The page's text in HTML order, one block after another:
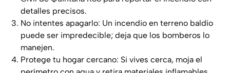
detalles precisos.
No intentes apagarlo: Un incendio en terreno baldío
puede ser impredecible; deja que los bomberos lo
manejen.
Protege tu hogar cercano: Si vives cerca, moja el